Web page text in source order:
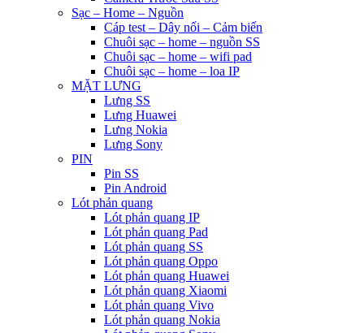
Sạc – Home – Nguồn
Cáp test – Dây nối – Cảm biến
Chuôi sạc – home – nguồn SS
Chuôi sạc – home – wifi pad
Chuôi sạc – home – loa IP
MẶT LƯNG
Lưng SS
Lưng Huawei
Lưng Nokia
Lưng Sony
PIN
Pin SS
Pin Android
Lót phản quang
Lót phản quang IP
Lót phản quang Pad
Lót phản quang SS
Lót phản quang Oppo
Lót phản quang Huawei
Lót phản quang Xiaomi
Lót phản quang Vivo
Lót phản quang Nokia